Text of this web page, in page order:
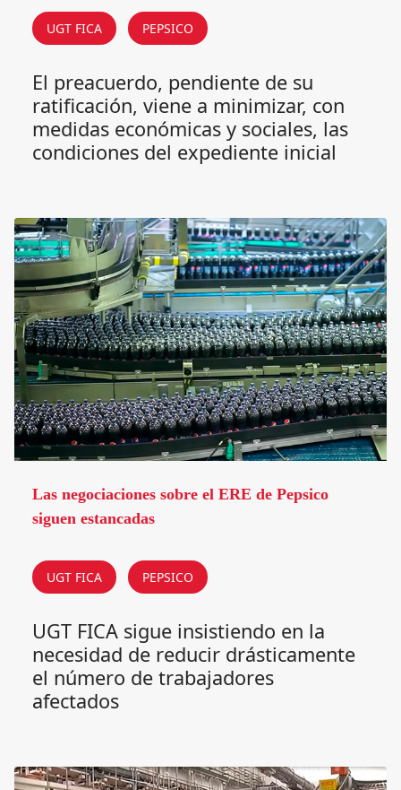
UGT FICA PEPSICO
El preacuerdo, pendiente de su
ratificación, viene a minimizar, con
medidas económicas y sociales, las
condiciones del expediente inicial
Las negociaciones sobre el ERE de Pepsico
siguen estancadas
UGT FICA PEPSICO
UGT FICA sigue insistiendo en la
necesidad de reducir drásticamente
el número de trabajadores
afectados